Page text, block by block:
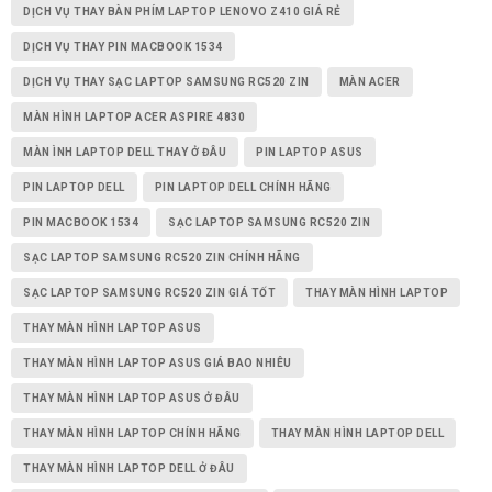
DỊCH VỤ THAY BÀN PHÍM LAPTOP LENOVO Z410 GIÁ RẺ
DỊCH VỤ THAY PIN MACBOOK 1534
DỊCH VỤ THAY SẠC LAPTOP SAMSUNG RC520 ZIN MÀN ACER
MÀN HÌNH LAPTOP ACER ASPIRE 4830
MÀN ÌNH LAPTOP DELL THAY Ở ĐÂU PIN LAPTOP ASUS
PIN LAPTOP DELL PIN LAPTOP DELL CHÍNH HÃNG
PIN MACBOOK 1534 SẠC LAPTOP SAMSUNG RC520 ZIN
SẠC LAPTOP SAMSUNG RC520 ZIN CHÍNH HÃNG
SẠC LAPTOP SAMSUNG RC520 ZIN GIÁ TỐT THAY MÀN HÌNH LAPTOP
THAY MÀN HÌNH LAPTOP ASUS
THAY MÀN HÌNH LAPTOP ASUS GIÁ BAO NHIÊU
THAY MÀN HÌNH LAPTOP ASUS Ở ĐÂU
THAY MÀN HÌNH LAPTOP CHÍNH HÃNG THAY MÀN HÌNH LAPTOP DELL
THAY MÀN HÌNH LAPTOP DELL Ở ĐÂU